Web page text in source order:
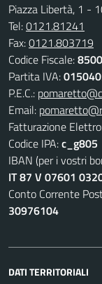
Piazza Libertà, 1 -
Tel:0121.81241
Fax:0121.803719
Codice Fiscale:
Partita IVA:
P.E.C.:
Email:
Fatturazione
Codice IPA:c_g805
IBAN (per i vostri
IT 87 V 07601
Conto Corrente
30976104
DATI TERRITORIALI